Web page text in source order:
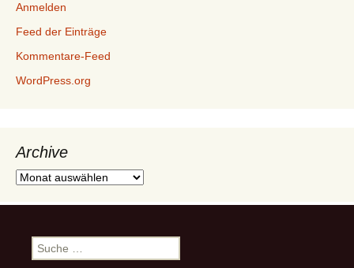
Anmelden
Feed der Einträge
Kommentare-Feed
WordPress.org
Archive
Archive
Suche
nach: